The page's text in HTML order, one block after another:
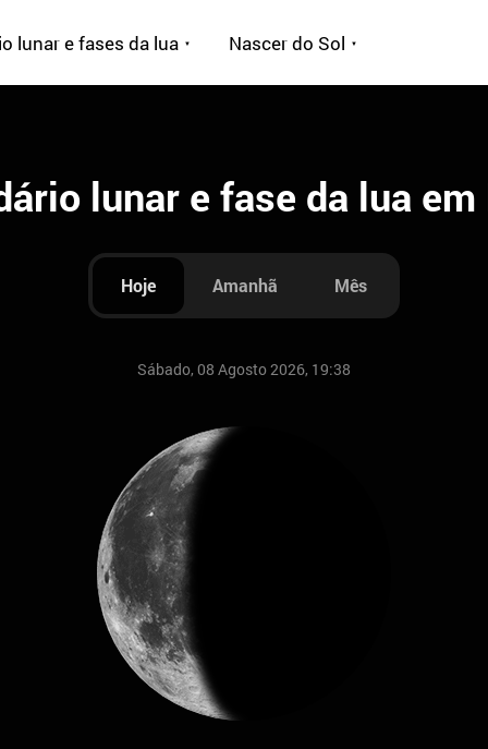
lunar e fases da lua Nascer do Sol
lunar e fase da lua
Hoje Amanhã Mês
Sábado, 08 Agosto 2026, 19:38